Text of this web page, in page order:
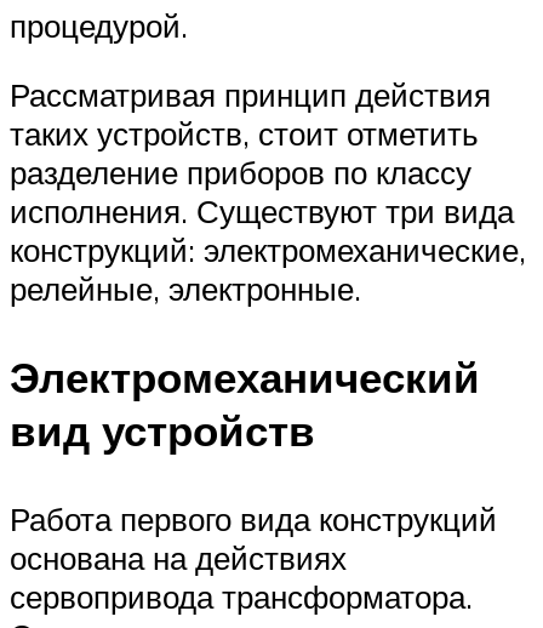
процедурой.
Рассматривая принцип действия
таких устройств, стоит отметить
разделение приборов по классу
исполнения. Существуют три вида
конструкций: электромеханические,
релейные, электронные.
Электромеханический
вид устройств
Работа первого вида конструкций
основана на действиях
сервопривода трансформатора.